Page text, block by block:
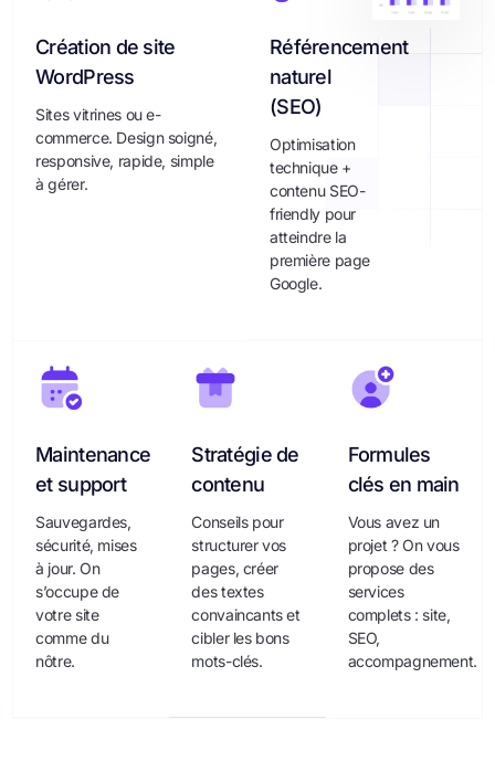
Création de site
WordPress
Sites vitrines ou e-
commerce. Design soigné,
responsive, rapide, simple
à gérer.
Référencement
naturel
(SEO)
Optimisation
technique +
contenu SEO-
friendly pour
atteindre la
première page
Google.
Maintenance
et support
Sauvegardes,
sécurité, mises
à jour. On
s’occupe de
votre site
comme du
nôtre.
Stratégie de
contenu
Conseils pour
structurer vos
pages, créer
des textes
convaincants et
cibler les bons
mots-clés.
Formules
clés en main
Vous avez un
projet ? On vous
propose des
services
complets : site,
SEO,
accompagnement.